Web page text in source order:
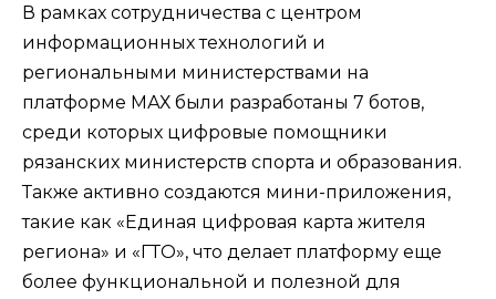
В рамках сотрудничества с центром
информационных технологий и
региональными министерствами на
платформе МАХ были разработаны 7 ботов,
среди которых цифровые помощники
рязанских министерств спорта и образования.
Также активно создаются мини-приложения,
такие как «Единая цифровая карта жителя
региона» и «ГТО», что делает платформу еще
более функциональной и полезной для